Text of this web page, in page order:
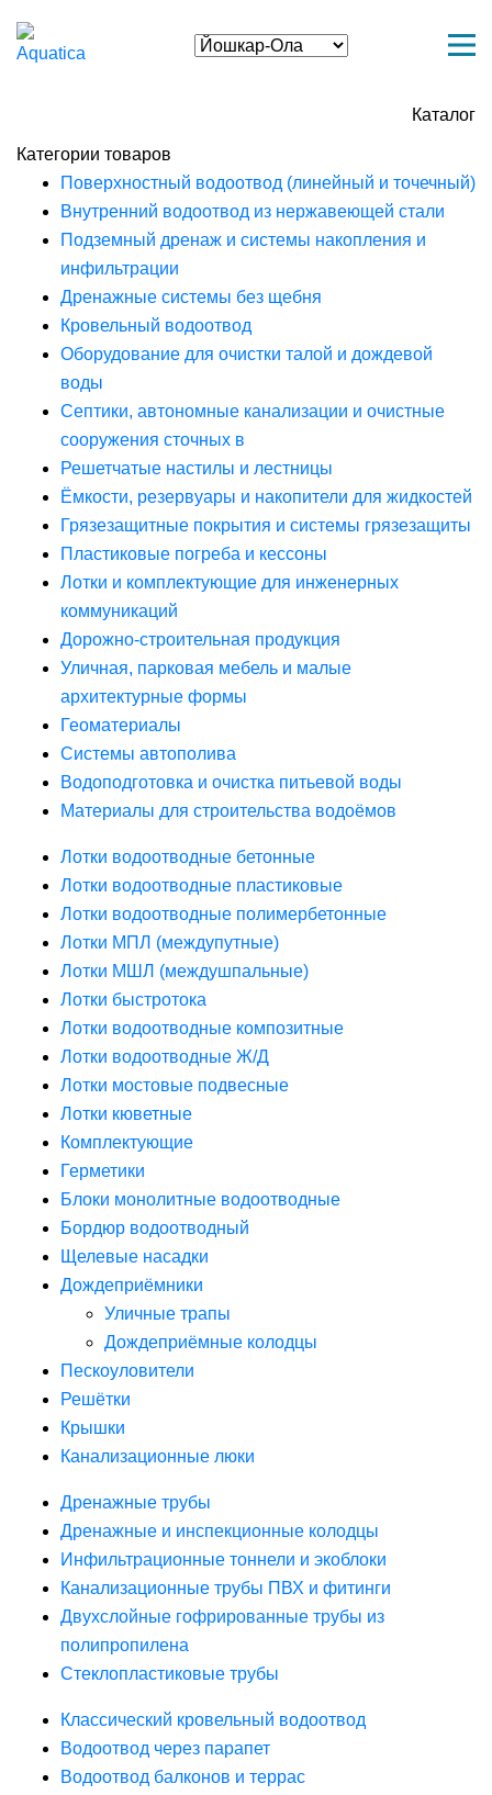
Каталог
Категории товаров
Поверхностный водоотвод (линейный и точечный)
Внутренний водоотвод из нержавеющей стали
Подземный дренаж и системы накопления и
инфильтрации
Дренажные системы без щебня
Кровельный водоотвод
Оборудование для очистки талой и дождевой
воды
Септики, автономные канализации и очистные
сооружения сточных в
Решетчатые настилы и лестницы
Ёмкости, резервуары и накопители для жидкостей
Грязезащитные покрытия и системы грязезащиты
Пластиковые погреба и кессоны
Лотки и комплектующие для инженерных
коммуникаций
Дорожно-строительная продукция
Уличная, парковая мебель и малые
архитектурные формы
Геоматериалы
Системы автополива
Водоподготовка и очистка питьевой воды
Материалы для строительства водоёмов
Лотки водоотводные бетонные
Лотки водоотводные пластиковые
Лотки водоотводные полимербетонные
Лотки МПЛ (междупутные)
Лотки МШЛ (междушпальные)
Лотки быстротока
Лотки водоотводные композитные
Лотки водоотводные Ж/Д
Лотки мостовые подвесные
Лотки кюветные
Комплектующие
Герметики
Блоки монолитные водоотводные
Бордюр водоотводный
Щелевые насадки
Дождеприёмники
Уличные трапы
Дождеприёмные колодцы
Пескоуловители
Решётки
Крышки
Канализационные люки
Дренажные трубы
Дренажные и инспекционные колодцы
Инфильтрационные тоннели и экоблоки
Канализационные трубы ПВХ и фитинги
Двухслойные гофрированные трубы из
полипропилена
Стеклопластиковые трубы
Классический кровельный водоотвод
Водоотвод через парапет
Водоотвод балконов и террас